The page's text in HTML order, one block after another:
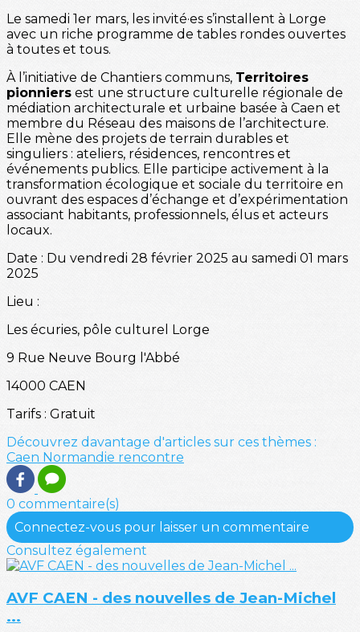
Le samedi 1er mars, les invité·es s’installent à Lorge
avec un riche programme de tables rondes ouvertes
à toutes et tous.
À l’initiative de Chantiers communs, Territoires
pionniers est une structure culturelle régionale de
médiation architecturale et urbaine basée à Caen et
membre du Réseau des maisons de l’architecture.
Elle mène des projets de terrain durables et
singuliers : ateliers, résidences, rencontres et
événements publics. Elle participe activement à la
transformation écologique et sociale du territoire en
ouvrant des espaces d’échange et d’expérimentation
associant habitants, professionnels, élus et acteurs
locaux.
Date : Du vendredi 28 février 2025 au samedi 01 mars
2025
Lieu :
Les écuries, pôle culturel Lorge
9 Rue Neuve Bourg l'Abbé
14000 CAEN
Tarifs : Gratuit
Découvrez davantage d'articles sur ces thèmes :
Caen Normandie rencontre
0 commentaire(s)
Connectez-vous pour laisser un commentaire
Consultez également
AVF CAEN - des nouvelles de Jean-Michel
...